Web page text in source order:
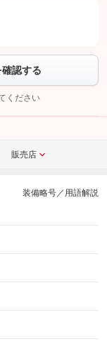
「許可する」ボタンを押
わせを
認する
ください
販売店
装備略号／用語解説